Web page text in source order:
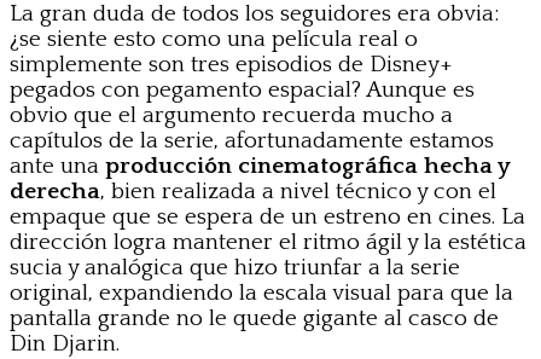
La gran duda de todos los seguidores era obvia:
¿se siente esto como una película real o
simplemente son tres episodios de Disney+
pegados con pegamento espacial? Aunque es
obvio que el argumento recuerda mucho a
capítulos de la serie, afortunadamente estamos
ante una producción cinematográfica hecha y
derecha, bien realizada a nivel técnico y con el
empaque que se espera de un estreno en cines. La
dirección logra mantener el ritmo ágil y la estética
sucia y analógica que hizo triunfar a la serie
original, expandiendo la escala visual para que la
pantalla grande no le quede gigante al casco de
Din Djarin.